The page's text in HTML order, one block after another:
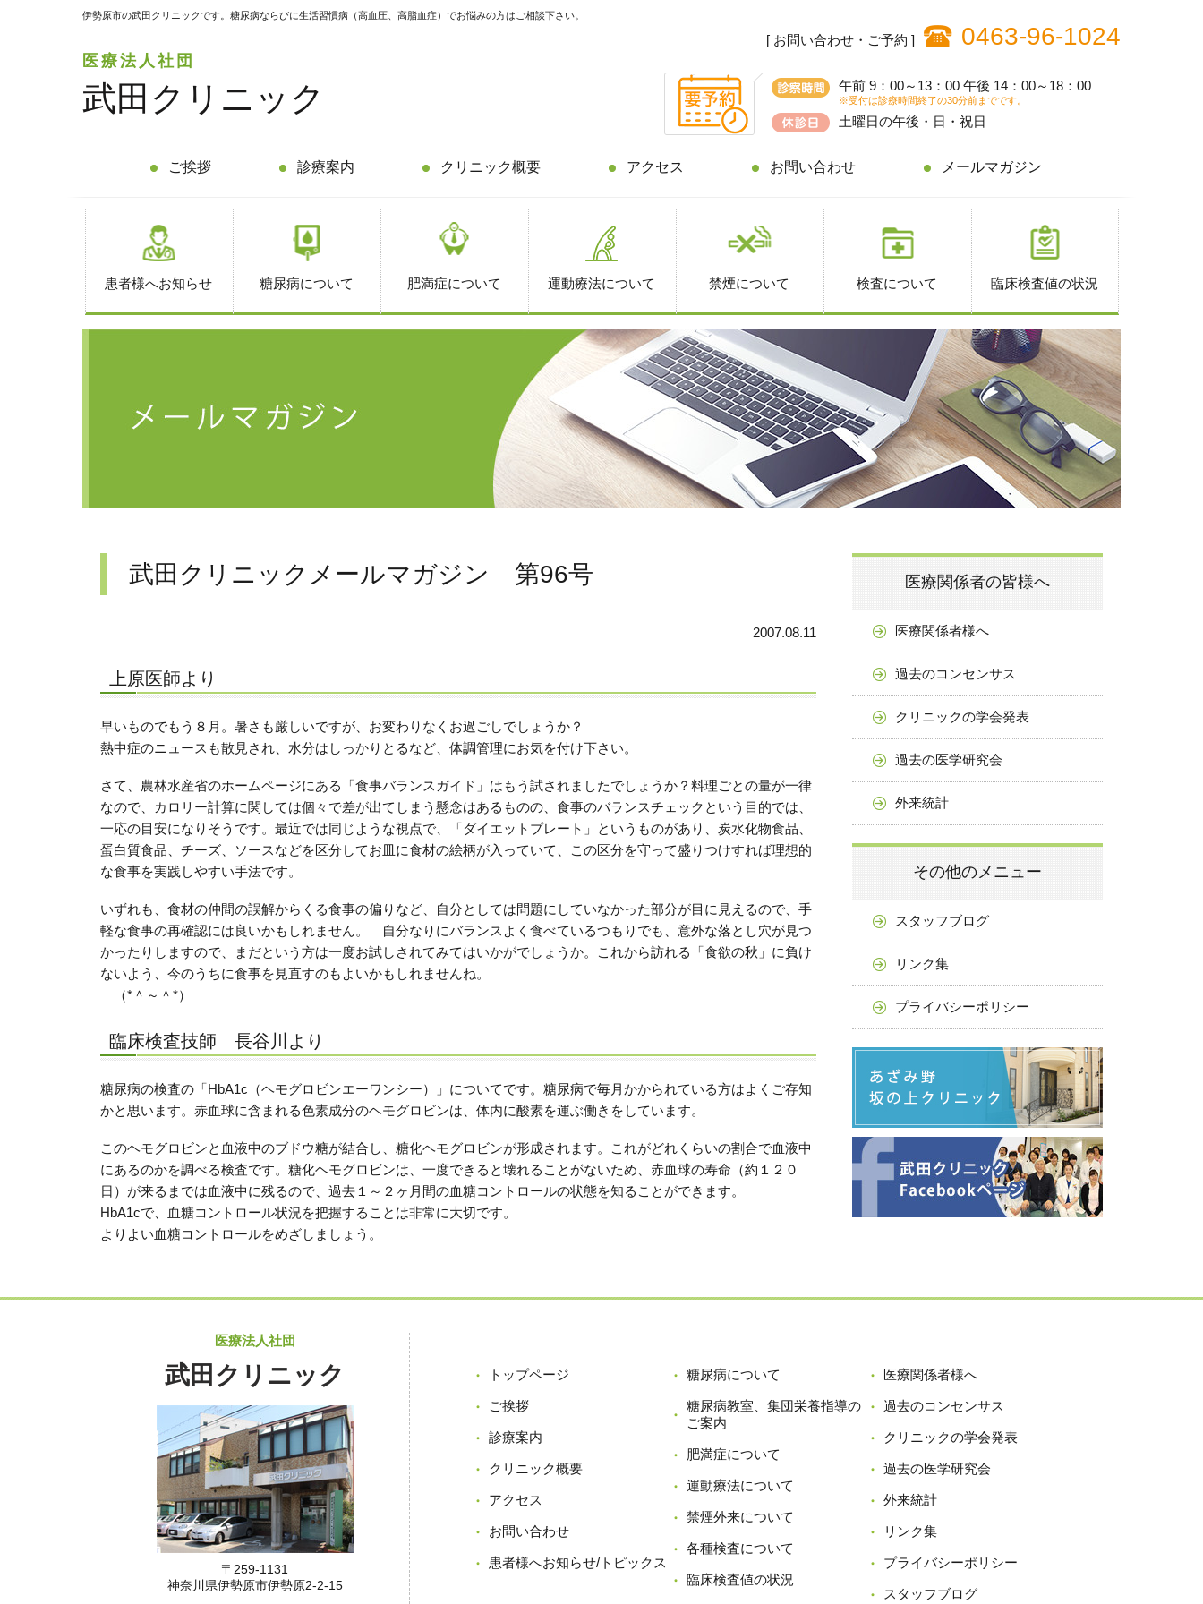
伊勢原市の武田クリニックです。糖尿病ならびに生活習慣病（高血圧、高脂血症）でお悩みの方はご相談下さい。
医療法人社団
武田クリニック
[ お問い合わせ・ご予約 ] 0463-96-1024
午前 9：00～13：00 午後 14：00～18：00
※受付は診療時間終了の30分前までです。
土曜日の午後・日・祝日
ご挨拶 診療案内 クリニック概要 アクセス お問い合わせ メールマガジン
患者様へお知らせ 糖尿病について 肥満症について 運動療法について 禁煙について 検査について 臨床検査値の状況
武田クリニックメールマガジン 第96号
2007.08.11
上原医師より
早いものでもう８月。暑さも厳しいですが、お変わりなくお過ごしでしょうか？
熱中症のニュースも散見され、水分はしっかりとるなど、体調管理にお気を付け下さい。
さて、農林水産省のホームページにある「食事バランスガイド」はもう試されましたでしょうか？料理ごとの量が一律
なので、カロリー計算に関しては個々で差が出てしまう懸念はあるものの、食事のバランスチェックという目的では、
一応の目安になりそうです。最近では同じような視点で、「ダイエットプレート」というものがあり、炭水化物食品、
蛋白質食品、チーズ、ソースなどを区分してお皿に食材の絵柄が入っていて、この区分を守って盛りつけすれば理想的
な食事を実践しやすい手法です。
いずれも、食材の仲間の誤解からくる食事の偏りなど、自分としては問題にしていなかった部分が目に見えるので、手
軽な食事の再確認には良いかもしれません。 自分なりにバランスよく食べているつもりでも、意外な落とし穴が見つ
かったりしますので、まだという方は一度お試しされてみてはいかがでしょうか。これから訪れる「食欲の秋」に負け
ないよう、今のうちに食事を見直すのもよいかもしれませんね。
（*＾～＾*）ゝ
臨床検査技師 長谷川より
糖尿病の検査の「HbA1c（ヘモグロビンエーワンシー）」についてです。糖尿病で毎月かかられている方はよくご存知
かと思います。赤血球に含まれる色素成分のヘモグロビンは、体内に酸素を運ぶ働きをしています。
このヘモグロビンと血液中のブドウ糖が結合し、糖化ヘモグロビンが形成されます。これがどれくらいの割合で血液中
にあるのかを調べる検査です。糖化ヘモグロビンは、一度できると壊れることがないため、赤血球の寿命（約１２０
日）が来るまでは血液中に残るので、過去１～２ヶ月間の血糖コントロールの状態を知ることができます。
HbA1cで、血糖コントロール状況を把握することは非常に大切です。
よりよい血糖コントロールをめざしましょう。
医療関係者の皆様へ
医療関係者様へ
過去のコンセンサス
クリニックの学会発表
過去の医学研究会
外来統計
その他のメニュー
スタッフブログ
リンク集
プライバシーポリシー
トップページ
ご挨拶
診療案内
クリニック概要
アクセス
お問い合わせ
患者様へお知らせ/トピックス
糖尿病について
糖尿病教室、集団栄養指導の
ご案内
肥満症について
運動療法について
禁煙外来について
各種検査について
臨床検査値の状況
医療関係者様へ
過去のコンセンサス
クリニックの学会発表
過去の医学研究会
外来統計
リンク集
プライバシーポリシー
スタッフブログ
医療法人社団
武田クリニック
〒259-1131
神奈川県伊勢原市伊勢原2-2-15